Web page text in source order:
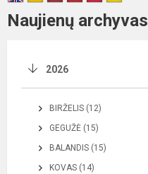
Naujienų archyvas
2026
BIRŽELIS (12)
GEGUŽĖ (15)
BALANDIS (15)
KOVAS (14)